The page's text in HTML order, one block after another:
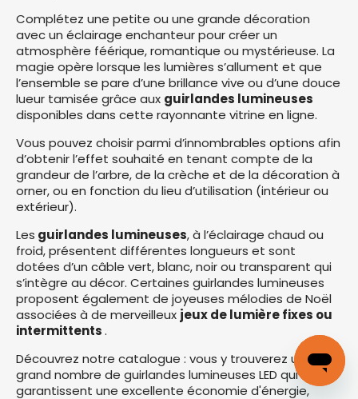
Complétez une petite ou une grande décoration
avec un éclairage enchanteur pour créer un
atmosphère féérique, romantique ou mystérieuse. La
magie opère lorsque les lumières s’allument et que
l’ensemble se pare d’une brillance vive ou d’une douce
lueur tamisée grâce aux guirlandes lumineuses
disponibles dans cette rayonnante vitrine en ligne.
Vous pouvez choisir parmi d’innombrables options afin
d’obtenir l’effet souhaité en tenant compte de la
grandeur de l’arbre, de la crèche et de la décoration à
orner, ou en fonction du lieu d’utilisation (intérieur ou
extérieur).
Les guirlandes lumineuses, à l’éclairage chaud ou
froid, présentent différentes longueurs et sont
dotées d’un câble vert, blanc, noir ou transparent qui
s’intègre au décor. Certaines guirlandes lumineuses
proposent également de joyeuses mélodies de Noël
associées à de merveilleux jeux de lumière fixes ou
intermittents.
Découvrez notre catalogue : vous y trouverez un
grand nombre de guirlandes lumineuses LED qui
garantissent une excellente économie d'énergie,